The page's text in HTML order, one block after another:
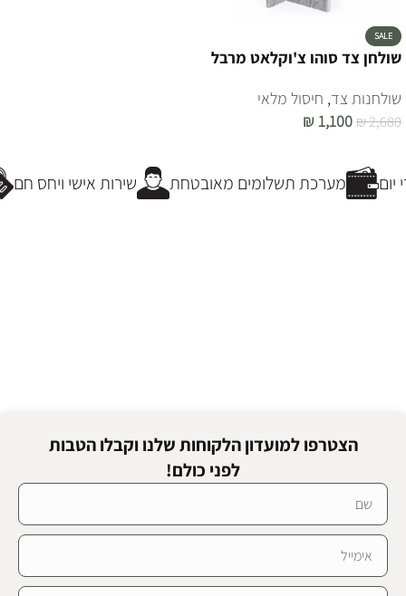
SALE
שולחן צד סוהו צ'וקלאט מרבל
שולחנות צד, חיסול מלאי
₪2,680
₪ 1,100
שירות אישי ויחס חם מערכת תשלומים מאובטחת
הצטרפו למועדון הלקוחות שלנו וקבלו הטבות
לפני כולם!